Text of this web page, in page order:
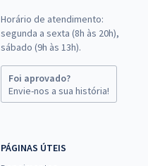
Horário de atendimento:
segunda a sexta (8h às 20h),
sábado (9h às 13h).
Foi aprovado?
Envie-nos a sua história!
PÁGINAS ÚTEIS